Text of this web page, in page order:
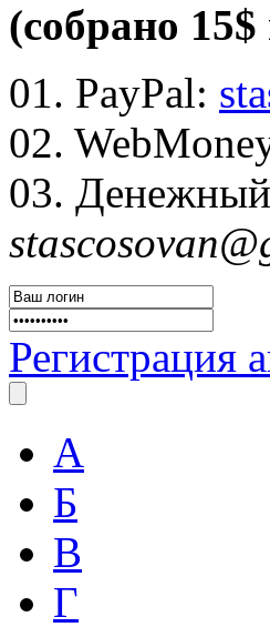
(собрано 15$
01. PayPal:
02.
03.
Регистрация
А
Б
В
Г